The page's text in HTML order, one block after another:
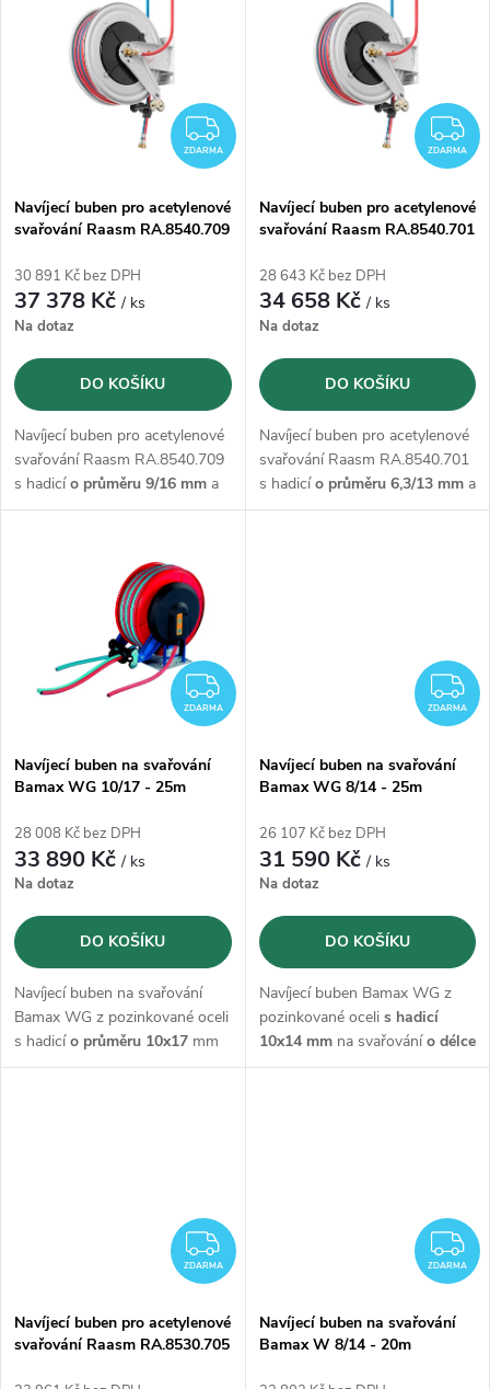
p
r
o
d
u
k
Abecedně
s
p
r
o
d
u
k
ZDARMA
ZDARMA
Navíjecí buben pro acetylenové
svařování Raasm RA.8540.709
30 891 Kč bez DPH
37 378 Kč/ ks
Na dotaz
DO KOŠÍKU
Navíjecí buben pro acetylenové
svařování Raasm RA.8540.709
s hadicío průměru 9/16 mm a
délce 27m
ZDARMA
Navíjecí buben pro acetylenové
svařování Raasm RA.8540.701
28 643 Kč bez DPH
34 658 Kč/ ks
Na dotaz
DO KOŠÍKU
Navíjecí buben pro acetylenové
svařování Raasm RA.8540.701
s hadicío průměru 6,3/13 mma
délce 25m
ZDARMA
ZDARMA
Navíjecí buben na svařování
Bamax WG 10/17 - 25m
28 008 Kč bez DPH
33 890 Kč/ ks
Na dotaz
DO KOŠÍKU
Navíjecí buben na svařování
Bamax WG z pozinkované oceli
s hadicío průměru 10x17 mm
na svařovánío délce 25m
ZDARMA
Navíjecí buben na svařování
Bamax WG 8/14 - 25m
26 107 Kč bez DPH
31 590 Kč/ ks
Na dotaz
DO KOŠÍKU
Navíjecí buben Bamax WG z
pozinkované oceli s hadicí
10x14 mmna svařovánío délce
25m
ZDARMA
ZDARMA
Navíjecí buben pro acetylenové
svařování Raasm RA.8530.705
ZDARMA
Navíjecí buben na svařování
Bamax W 8/14 - 20m